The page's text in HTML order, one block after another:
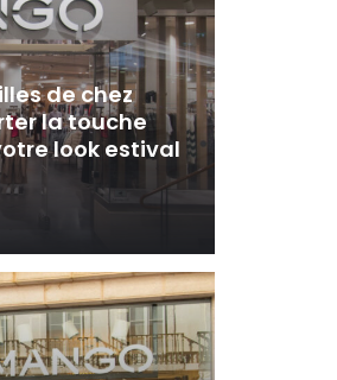
de chez
la touche
look estival